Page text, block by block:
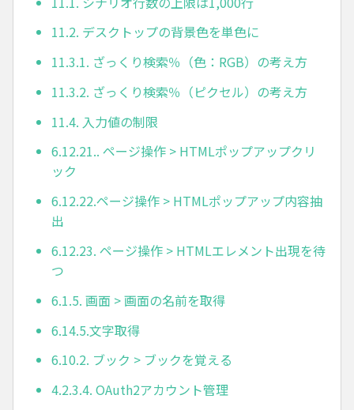
11.2. デスクトップの背景色を単色に
11.3.1. ざっくり検索％（色：RGB）の考え方
11.3.2. ざっくり検索％（ピクセル）の考え方
11.4. 入力値の制限
6.12.21.. ページ操作 > HTMLポップアップクリ
ック
6.12.22.ページ操作 > HTMLポップアップ内容抽
出
6.12.23. ページ操作 > HTMLエレメント出現を待
つ
6.1.5. 画面 > 画面の名前を取得
6.14.5.文字取得
6.10.2. ブック > ブックを覚える
4.2.3.4. OAuth2アカウント管理